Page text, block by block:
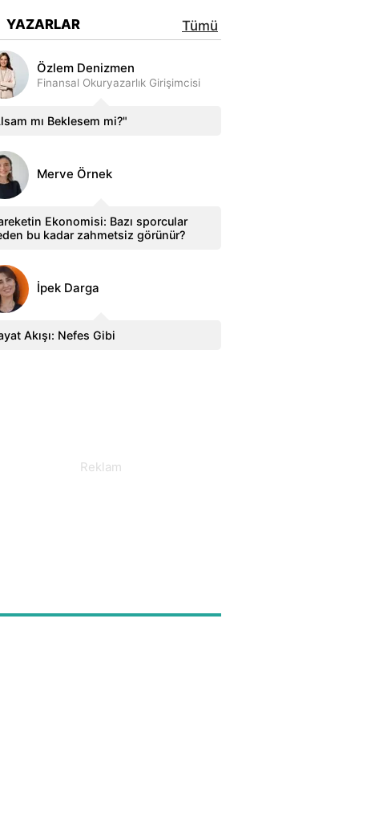
YAZARLAR Tümü
Özlem Denizmen
Finansal Okuryazarlık Girişimcisi
mı Beklesem mi?"
Merve Örnek
Ekonomisi: Bazı sporcular
bu kadar zahmetsiz görünür?
İpek Darga
Akışı: Nefes Gibi